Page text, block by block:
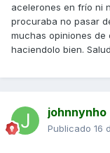
acelerones en frío ni
procuraba no pasar
muchas opiniones
haciendolo bien.
johnnynho
Publicado 16